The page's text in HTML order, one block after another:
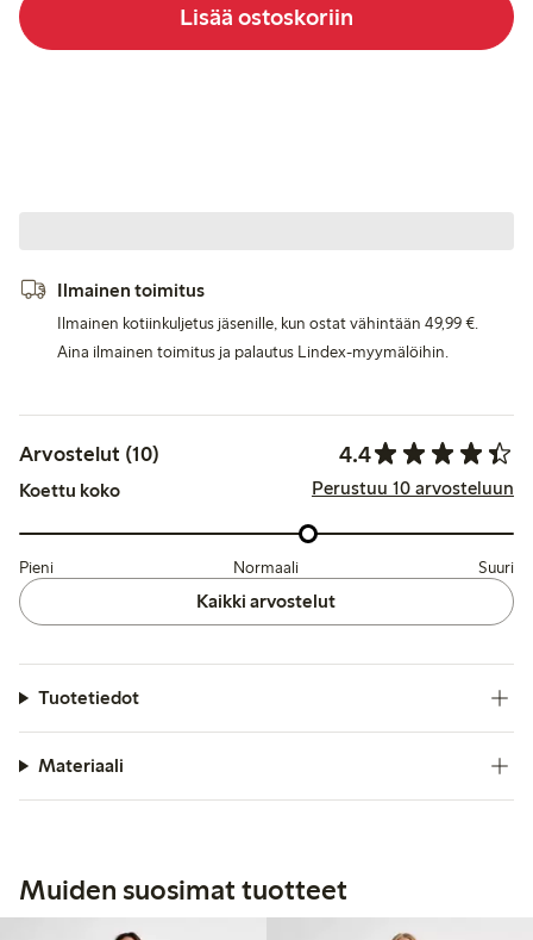
Lisää ostoskoriin
Ilmainen toimitus
Ilmainen kotiinkuljetus jäsenille, kun ostat vähintään 49,99 €.
Aina ilmainen toimitus ja palautus Lindex-myymälöihin.
Arvostelut (10) 4.4
Koettu koko Perustuu 10 arvosteluun
Pieni Normaali Suuri
Kaikki arvostelut
Tuotetiedot
Materiaali
Muiden suosimat tuotteet